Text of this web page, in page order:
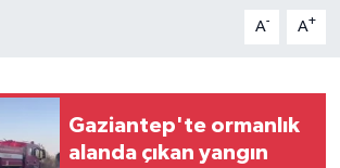
A- A+
Gaziantep'te ormanlık
alanda çıkan yangın